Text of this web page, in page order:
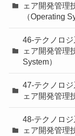
ェア開発管理
（Operating
46-テクノロ
ェア開発管理
System）
47-テクノロ
ェア開発管理
48-テクノロ
ェア開発管理